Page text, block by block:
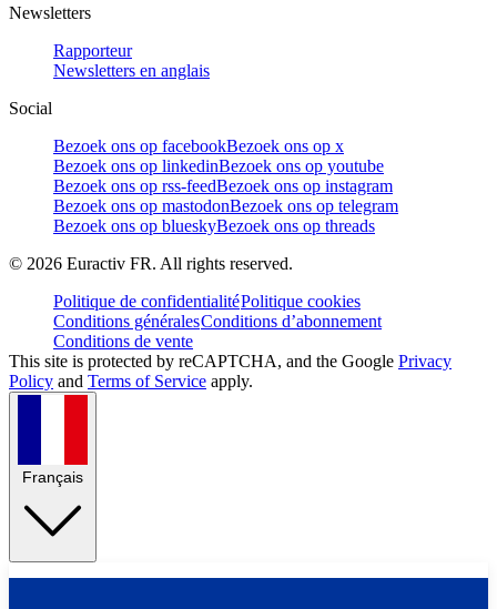
Newsletters
Rapporteur
Newsletters en anglais
Social
Bezoek ons op facebookBezoek ons op x
Bezoek ons op linkedinBezoek ons op youtube
Bezoek ons op rss-feedBezoek ons op instagram
Bezoek ons op mastodonBezoek ons op telegram
Bezoek ons op blueskyBezoek ons op threads
© 2026 Euractiv FR. All rights reserved.
Politique de confidentialitéPolitique cookies
Conditions généralesConditions d’abonnement
Conditions de vente
This site is protected by reCAPTCHA, and the Google Privacy
Policy and Terms of Service apply.
Français